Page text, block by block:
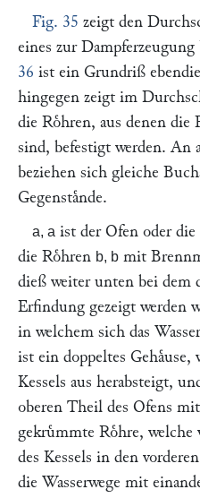
Fig. 35 zeigt den
eines zur
36 ist ein Grundriß
hingegen zeigt im
die Roͤhren, aus denen die
sind, befestigt werden. An
beziehen sich gleiche
Gegenstaͤnde.
a, a ist der Ofen oder
die Roͤhren b, b mit
dieß weiter unten bei
Erfindung gezeigt werden
in welchem sich das
ist ein doppeltes Gehaͤuse,
Kessels aus herabsteigt,
oberen Theil des Ofens
gekruͤmmte Roͤhre,
des Kessels in den
die Wasserwege mit